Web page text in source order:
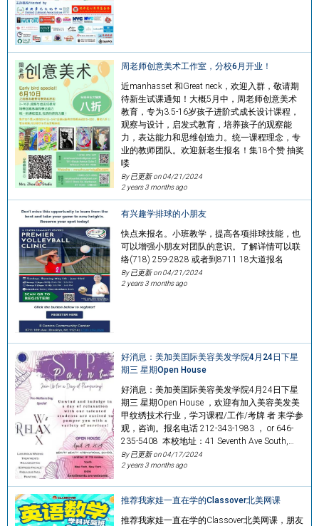
周老师创意美术工作室，分校6月开业！
近manhasset 和Great neck，欢迎入群，敬请期
待新生试课通知！大概5月中，周老师创意美术
教育，专为3.5-16岁孩子进阶式成长设计课程，
观察与设计，启发式教育，培养孩子的观察能
力，表达能力和思维创造力。统一课程理念，专
业的教师团队。欢迎新老生报名！集18个赞 抽奖
喽
By 已更新 on04/21/2024
2 years 3 months ago
有兴趣学排球的小朋友
快点来报名。小班教学，提高各项排球技能，也
可以增强小朋友对团队的意识。了解详情可以联
络(718) 259-2828 或者到8711 18大道报名
By 已更新 on04/21/2024
2 years 3 months ago
好消息：美加美囯际美容美发学院4月24日下星
期三 星期Open House
好消息：美加美囯际美容美发学院4月24日下星
期三 星期Open House ，欢迎有加入美容美发美
甲纹绣技术行业，学习课程/工作/考牌 者 耒学参
观，咨询。报名电话 212-343-1983 ， or 646-
235-5408 本校地址：41 Seventh Ave South,…
By 已更新 on04/17/2024
2 years 3 months ago
推荐我家娃一直在学的Classover北美网课
推荐我家娃一直在学的Classover北美网课，朋友